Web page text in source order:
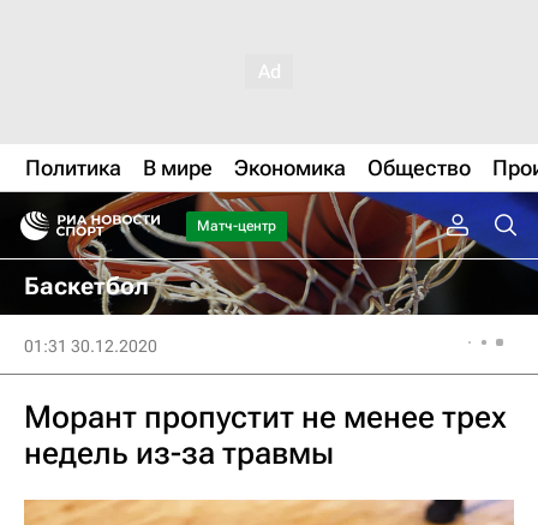
Политика В мире Экономика Общество
Матч-центр
Баскетбол
01:31 30.12.2020
Морант пропустит не менее трех
недель из-за травмы